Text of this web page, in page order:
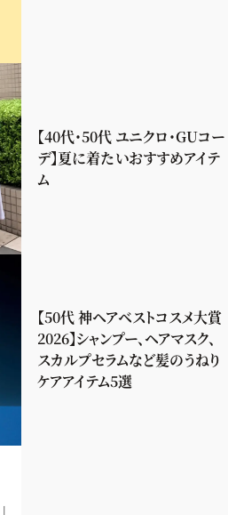
【40代・50代 ユニクロ・GUコー
デ】夏に着たいおすすめアイテ
ム
【50代 神ヘアベストコスメ大賞
2026】シャンプー、ヘアマスク、
スカルプセラムなど髪のうねり
ケアアイテム5選